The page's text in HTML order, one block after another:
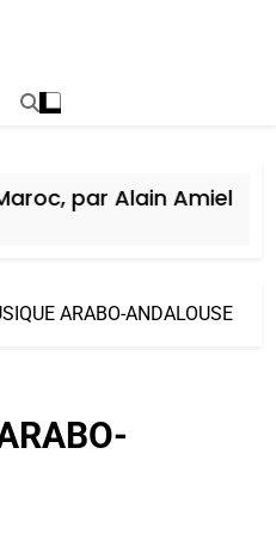
par Alain Amiel
ARABO-ANDALOUSE